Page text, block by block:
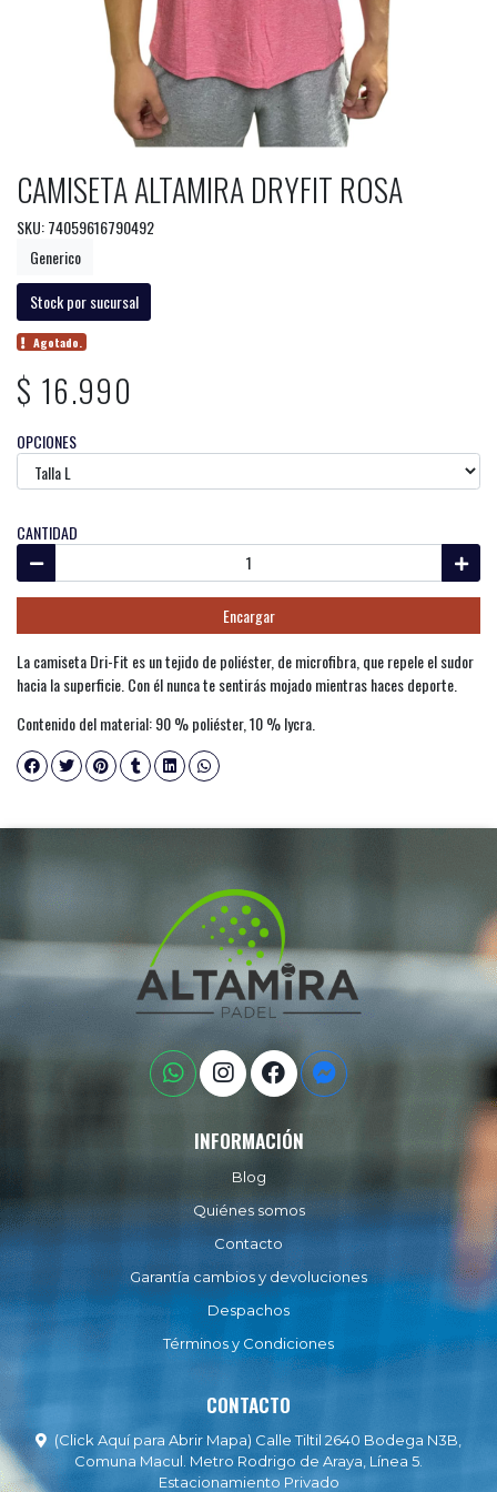
CAMISETA ALTAMIRA DRYFIT ROSA
SKU: 74059616790492
Generico
Stock por sucursal
Agotado.
$ 16.990
OPCIONES
CANTIDAD
Encargar
La camiseta Dri-Fit es un tejido de poliéster, de microfibra, que repele el sudor
hacia la superficie. Con él nunca te sentirás mojado mientras haces deporte.
Contenido del material: 90 % poliéster, 10 % lycra.
INFORMACIÓN
Blog
Quiénes somos
Contacto
Garantía cambios y devoluciones
Despachos
Términos y Condiciones
CONTACTO
(Click Aquí para Abrir Mapa) Calle Tiltil 2640 Bodega N3B,
Comuna Macul. Metro Rodrigo de Araya, Línea 5.
Estacionamiento Privado